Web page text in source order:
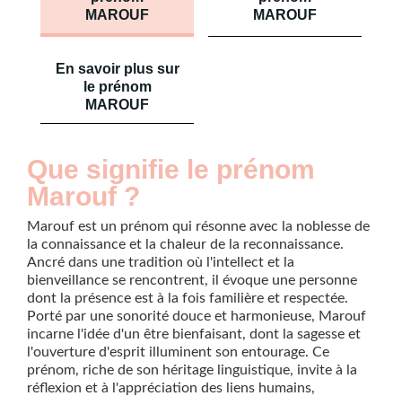
MAROUF
MAROUF
En savoir plus sur
le prénom
MAROUF
Que signifie le prénom
Marouf ?
Marouf est un prénom qui résonne avec la noblesse de
la connaissance et la chaleur de la reconnaissance.
Ancré dans une tradition où l'intellect et la
bienveillance se rencontrent, il évoque une personne
dont la présence est à la fois familière et respectée.
Porté par une sonorité douce et harmonieuse, Marouf
incarne l'idée d'un être bienfaisant, dont la sagesse et
l'ouverture d'esprit illuminent son entourage. Ce
prénom, riche de son héritage linguistique, invite à la
réflexion et à l'appréciation des liens humains,